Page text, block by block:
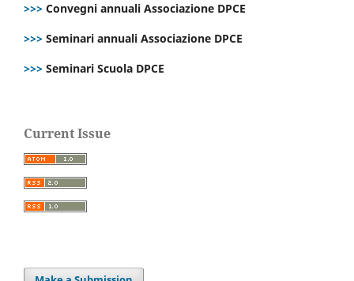
>>> Convegni annuali Associazione DPCE
>>> Seminari annuali Associazione DPCE
>>> Seminari Scuola DPCE
Current Issue